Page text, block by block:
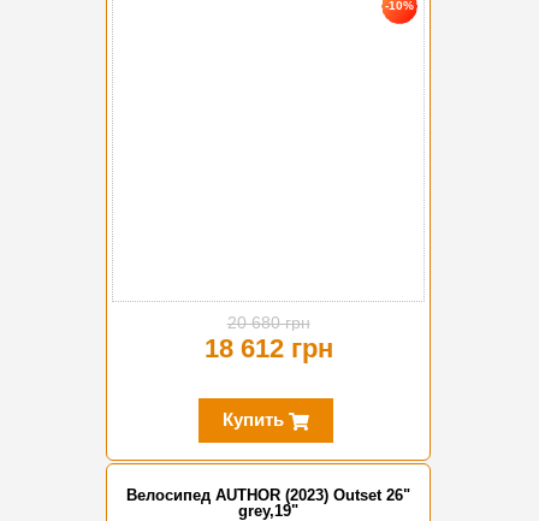
-10%
20 680 грн
18 612 грн
Купить
Велосипед AUTHOR (2023) Outset 26"
grey,19"